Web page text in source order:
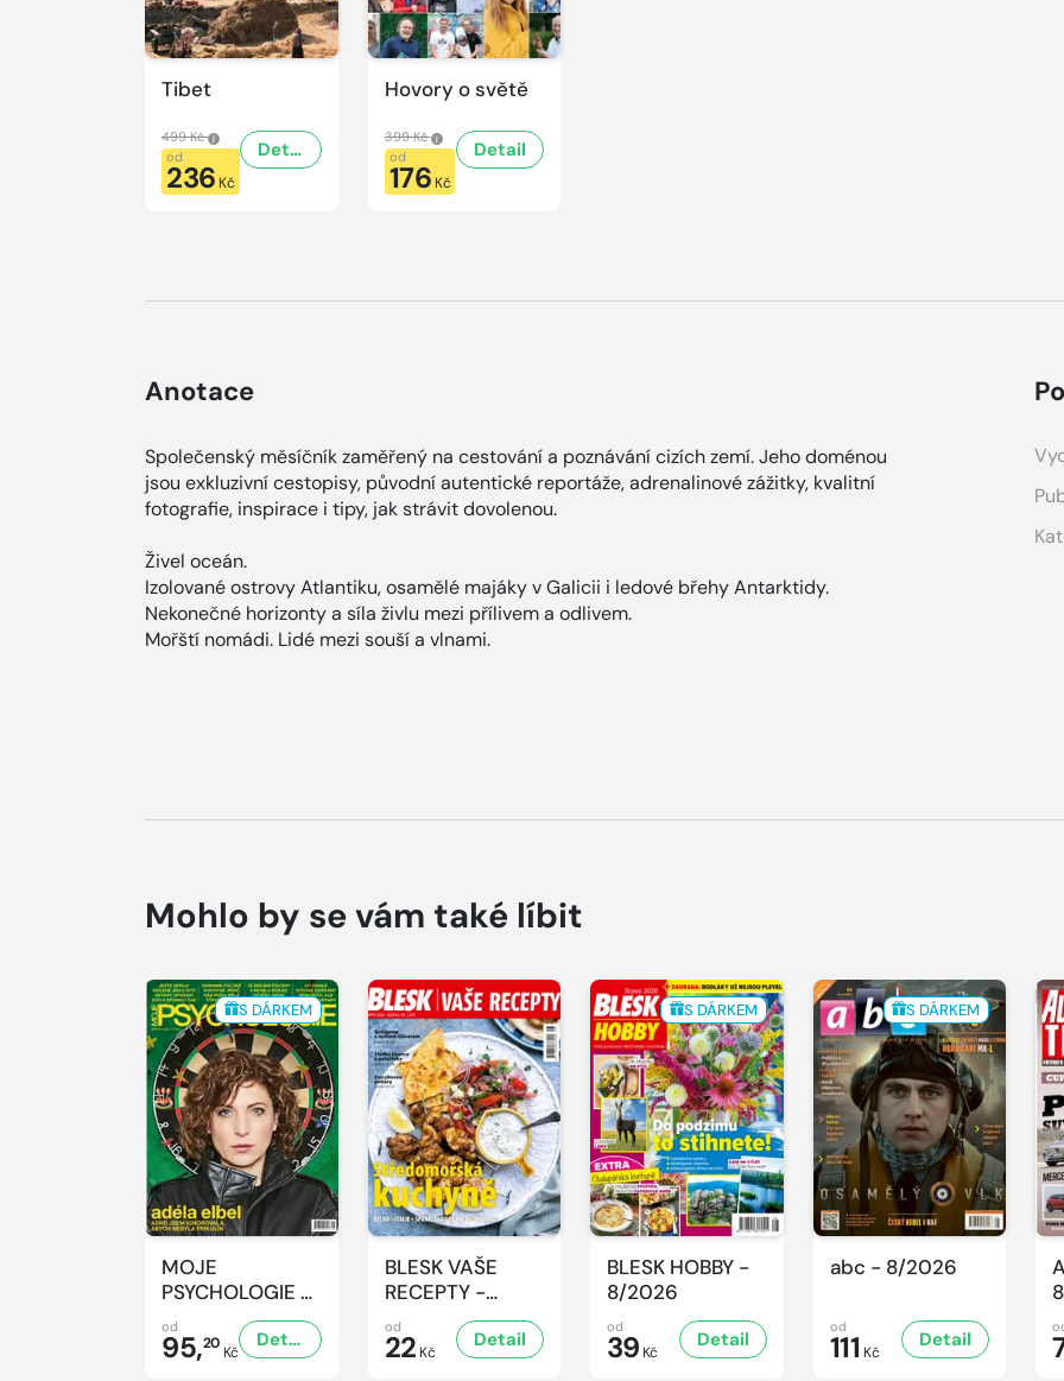
Tibet
499 Kč
od
236 Kč
Detail
Hovory o světě
399 Kč
od
176 Kč
Detail
Anotace
Společenský měsíčník zaměřený na cestování a poznávání cizích zemí. Jeho doménou
jsou exkluzivní cestopisy, původní autentické reportáže, adrenalinové zážitky, kvalitní
fotografie, inspirace i tipy, jak strávit dovolenou.
Živel oceán.
Izolované ostrovy Atlantiku, osamělé majáky v Galicii i ledové břehy Antarktidy.
Nekonečné horizonty a síla živlu mezi přílivem a odlivem.
Mořští nomádi. Lidé mezi souší a vlnami.
Mohlo by se vám také líbit
S DÁRKEM
MOJE
PSYCHOLOGIE -
8/2026
od
95,20 Kč
Detail
BLESK VAŠE
RECEPTY -
8/2026
od
22 Kč
Detail
S DÁRKEM
BLESK HOBBY -
8/2026
od
39 Kč
Detail
S DÁRKEM
abc - 8/2026
od
111 Kč
Detail